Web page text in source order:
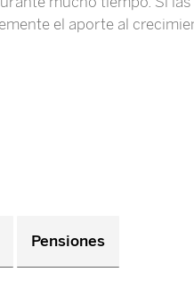
el aporte al
Pensiones